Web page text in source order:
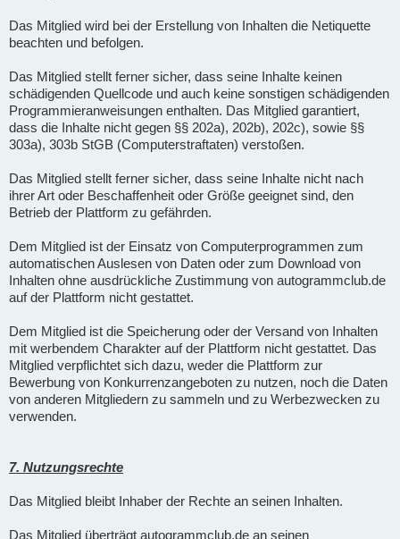
Das Mitglied wird bei der Erstellung von Inhalten die Netiquette
beachten und befolgen.
Das Mitglied stellt ferner sicher, dass seine Inhalte keinen
schädigenden Quellcode und auch keine sonstigen schädigenden
Programmieranweisungen enthalten. Das Mitglied garantiert,
dass die Inhalte nicht gegen §§ 202a), 202b), 202c), sowie §§
303a), 303b StGB (Computerstraftaten) verstoßen.
Das Mitglied stellt ferner sicher, dass seine Inhalte nicht nach
ihrer Art oder Beschaffenheit oder Größe geeignet sind, den
Betrieb der Plattform zu gefährden.
Dem Mitglied ist der Einsatz von Computerprogrammen zum
automatischen Auslesen von Daten oder zum Download von
Inhalten ohne ausdrückliche Zustimmung von autogrammclub.de
auf der Plattform nicht gestattet.
Dem Mitglied ist die Speicherung oder der Versand von Inhalten
mit werbendem Charakter auf der Plattform nicht gestattet. Das
Mitglied verpflichtet sich dazu, weder die Plattform zur
Bewerbung von Konkurrenzangeboten zu nutzen, noch die Daten
von anderen Mitgliedern zu sammeln und zu Werbezwecken zu
verwenden.
7. Nutzungsrechte
Das Mitglied bleibt Inhaber der Rechte an seinen Inhalten.
Das Mitglied überträgt autogrammclub.de an seinen